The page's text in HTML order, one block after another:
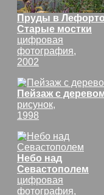
Пруды в
Старые мостки
цифровая
фотография,
2002
Пейзаж с
рисунок,
1998
Небо над
Севастополем
цифровая
фотография,